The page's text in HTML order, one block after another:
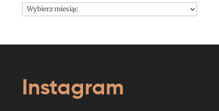
Archiwa
Instagram